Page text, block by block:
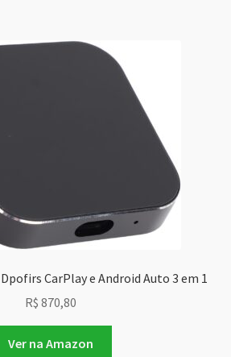
CarPlay e Android Auto 3 em 1
R$ 870,80
Ver na Amazon